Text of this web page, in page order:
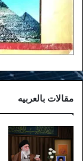
مقالات بالعربیه